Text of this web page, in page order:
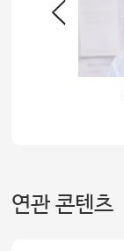
연관 콘텐츠